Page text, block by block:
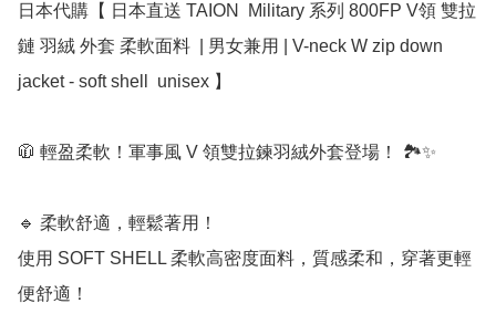
日本代購【 日本直送 TAION  Military 系列 800FP V領 雙拉
鏈 羽絨 外套 柔軟面料  | 男女兼用 | V-neck W zip down
jacket - soft shell  unisex 】
🧥 輕盈柔軟！軍事風 V 領雙拉鍊羽絨外套登場！ 🏞️✨
🔹 柔軟舒適，輕鬆著用！
使用 SOFT SHELL 柔軟高密度面料，質感柔和，穿著更輕
便舒適！